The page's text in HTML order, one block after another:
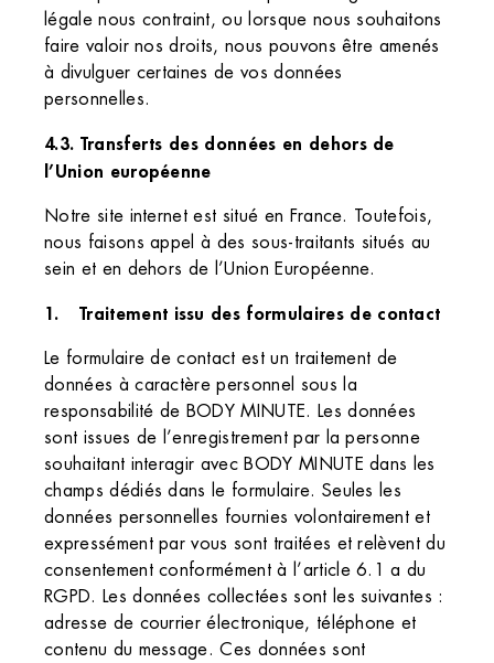
légale nous contraint, ou lorsque nous souhaitons
faire valoir nos droits, nous pouvons être amenés
à divulguer certaines de vos données
personnelles.
4.3. Transferts des données en dehors de
l’Union européenne
Notre site internet est situé en France. Toutefois,
nous faisons appel à des sous-traitants situés au
sein et en dehors de l’Union Européenne.
Traitement issu des formulaires de contact
Le formulaire de contact est un traitement de
données à caractère personnel sous la
responsabilité de BODY MINUTE. Les données
sont issues de l’enregistrement par la personne
souhaitant interagir avec BODY MINUTE dans les
champs dédiés dans le formulaire. Seules les
données personnelles fournies volontairement et
expressément par vous sont traitées et relèvent du
consentement conformément à l’article 6.1 a du
RGPD. Les données collectées sont les suivantes :
adresse de courrier électronique, téléphone et
contenu du message. Ces données sont